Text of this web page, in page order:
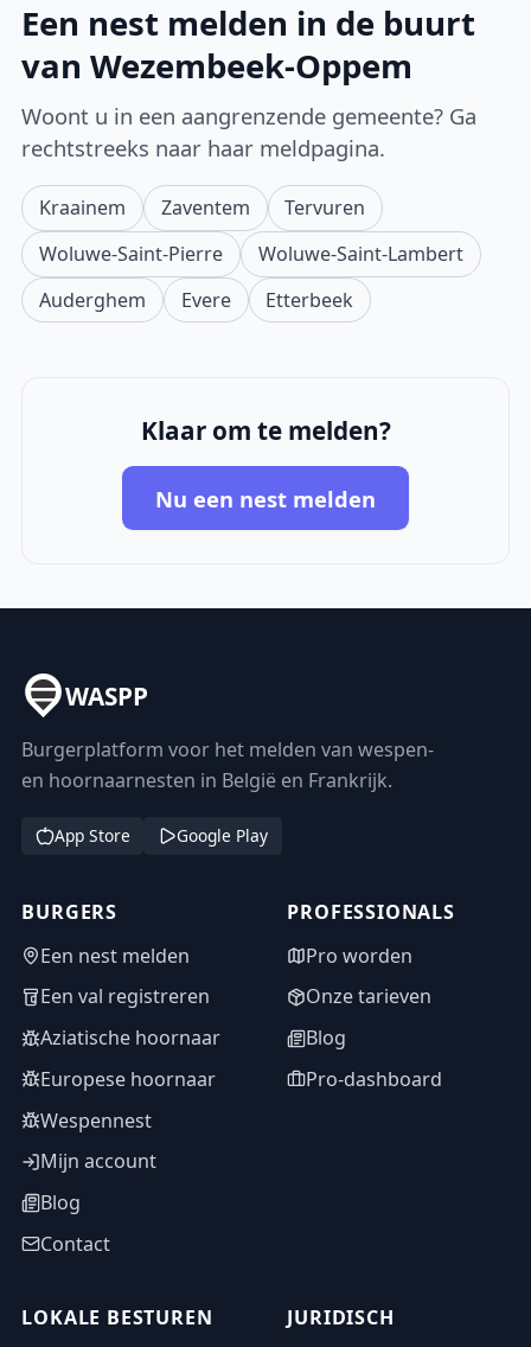
Een nest melden in de buurt
van Wezembeek-Oppem
Woont u in een aangrenzende gemeente? Ga
rechtstreeks naar haar meldpagina.
Kraainem Zaventem
Tervuren
Woluwe-Saint-Pierre
Woluwe-Saint-Lambert
Auderghem
Evere Etterbeek
Klaar om te melden?
Nu een nest melden
WASPP
Burgerplatform voor het melden van wespen-
en hoornaarnesten in België en Frankrijk.
App Store Google Play
BURGERS
Een nest melden
Een val registreren
Aziatische hoornaar
Europese hoornaar
Wespennest
Mijn account
Blog
Contact
PROFESSIONALS
Pro worden
Onze tarieven
Blog
Pro-dashboard
LOKALE BESTUREN JURIDISCH